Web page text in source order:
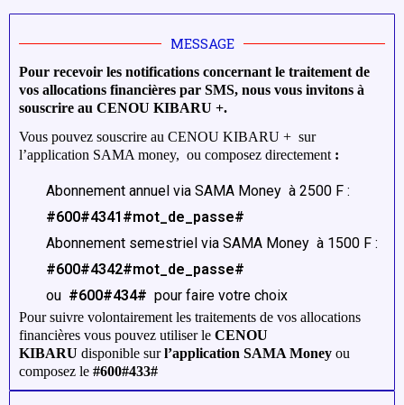
MESSAGE
Pour recevoir les notifications concernant le traitement de
vos allocations financières par SMS, nous vous invitons à
souscrire au CENOU KIBARU +.
Vous pouvez souscrire au CENOU KIBARU + sur
l’application SAMA money, ou composez directement :
Abonnement annuel via SAMA Money à 2500 F :
#600#4341#mot_de_passe#
Abonnement semestriel via SAMA Money à 1500 F :
#600#4342#mot_de_passe#
ou #600#434# pour faire votre choix
Pour suivre volontairement les traitements de vos allocations
financières vous pouvez utiliser le CENOU
KIBARU disponible surl’application SAMA Money ou
composez le #600#433#